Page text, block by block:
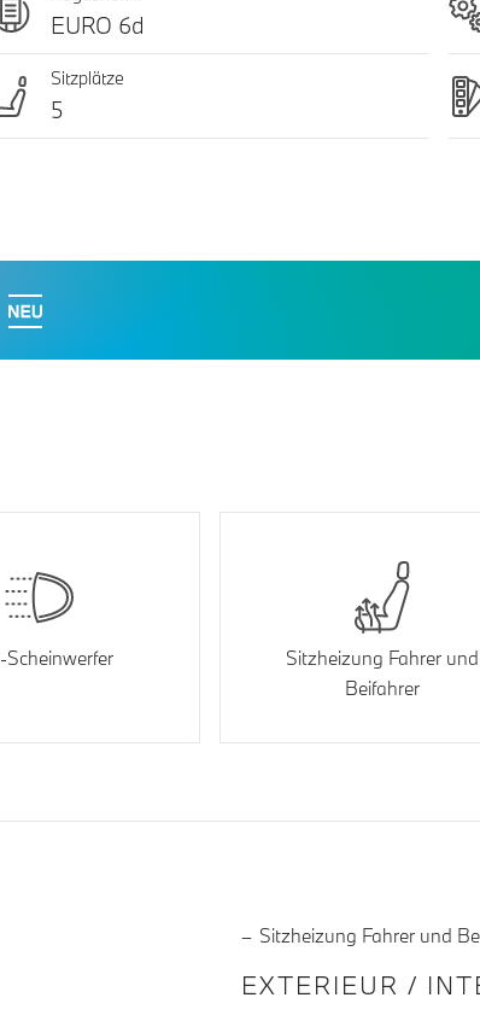
EURO 6d
Sitzplätze
5
Scheinwerfer
Sitzheizung Fahrer und
Beifahrer
AUSSTATTUNGSitzheizung Fahrer und
EXTERIEUR /